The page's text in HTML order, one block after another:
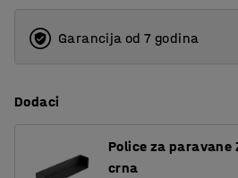
1600
Garancija od 7 godina
Dodaci
Police za paravane
crna